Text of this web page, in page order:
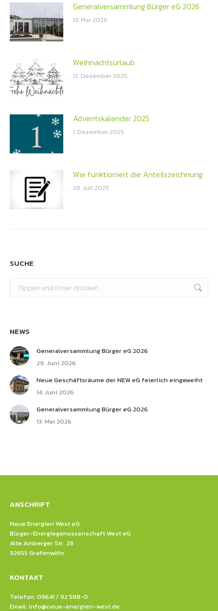
Generalversammlung Bürger eG 2026
13. Mai 2026
Weihnachtsurlaub
12. Dezember 2025
Adventskalender 2025
1. Dezember 2025
Wie funktioniert die Anteilszeichnung
28. Juli 2025
SUCHE
NEWS
Generalversammlung Bürger eG 2026
29. Juni 2026
Neue Geschäftsräume der NEW eG feierlich eingeweiht
14. Juni 2026
Generalversammlung Bürger eG 2026
13. Mai 2026
ANSCHRIFT
Neue Energien West eG
Bürger-Energiegenossenschaft West eG
Alte Amberger Str. 28
92655 Grafenwöhr
KONTAKT
Telefon: 09641 / 92 588-0
Email: info@neue-energien-west.de